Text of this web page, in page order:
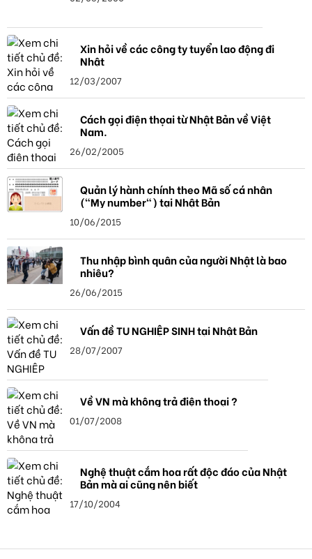
Xin hỏi về các công ty tuyển lao động đi
Nhật
12/03/2007
Cách gọi điện thọai từ Nhật Bản về Việt
Nam.
26/02/2005
Quản lý hành chính theo Mã số cá nhân
("My number") tại Nhật Bản
10/06/2015
Thu nhập bình quân của người Nhật là bao
nhiêu?
26/06/2015
Vấn đề TU NGHIỆP SINH tại Nhật Bản
28/07/2007
Về VN mà không trả điện thoại ?
01/07/2008
Nghệ thuật cắm hoa rất độc đáo của Nhật
Bản mà ai cũng nên biết
17/10/2004